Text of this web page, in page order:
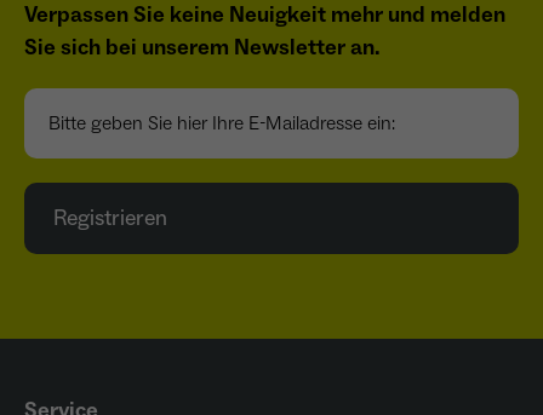
Verpassen Sie keine Neuigkeit mehr und melden
Sie sich bei unserem Newsletter an.
Bitte geben Sie hier Ihre E-Mailadresse ein:
Registrieren